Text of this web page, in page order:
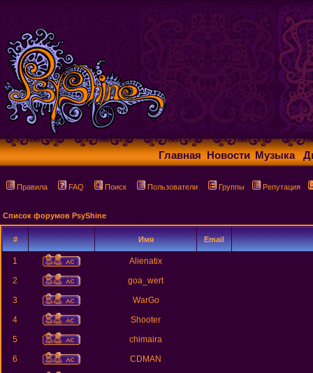
Главная Новости Музыка
Правила FAQ Поиск Пользователи Группы Репутация
Список форумов PsyShine
# Имя Email
1
Alienatix
2
goa_wert
3
WarGo
4
Shooter
5
chimaira
6
CDMAN